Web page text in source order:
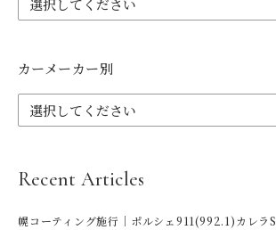
カーメーカー別
Recent Articles
幌コーティング施行｜ポルシェ911(992.1)カレラS